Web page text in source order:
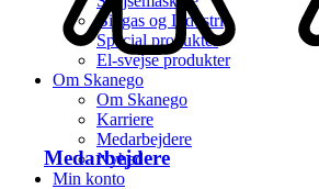
Medarbejdere
Biogas og Industri
Special produkter
El-svejse produkter
Om Skanego
Om Skanego
Karriere
Medarbejdere
Nyhed
Min konto